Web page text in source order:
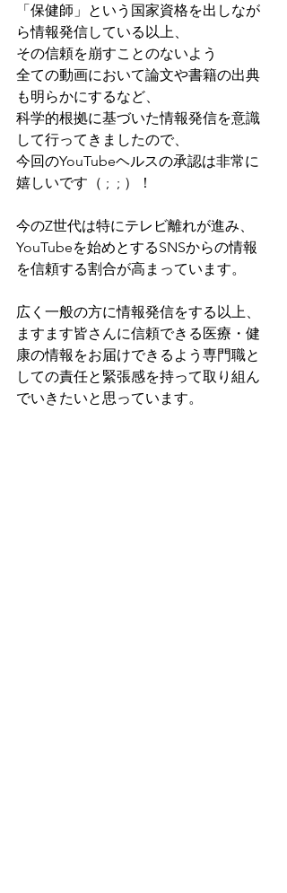
「保健師」という国家資格を出しなが
ら情報発信している以上、
その信頼を崩すことのないよう
全ての動画において論文や書籍の出典
も明らかにするなど、
科学的根拠に基づいた情報発信を意識
して行ってきましたので、
今回のYouTubeヘルスの承認は非常に
嬉しいです（ ;  ; ）！
今のZ世代は特にテレビ離れが進み、
YouTubeを始めとするSNSからの情報
を信頼する割合が高まっています。
広く一般の方に情報発信をする以上、
ますます皆さんに信頼できる医療・健
康の情報をお届けできるよう専門職と
しての責任と緊張感を持って取り組ん
でいきたいと思っています。